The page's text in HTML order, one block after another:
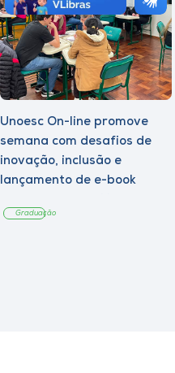
Unoesc On-line promove
semana com desafios de
inovação, inclusão e
lançamento de e-book
Graduação